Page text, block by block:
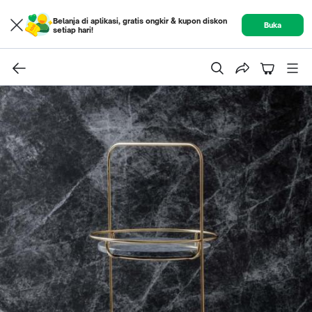
Belanja di aplikasi, gratis ongkir & kupon diskon
setiap hari!
Buka